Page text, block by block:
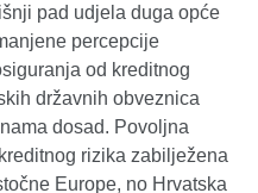
pad udjela duga opće
percepcije
od kreditnog
državnih obveznica
dosad. Povoljna
rizika zabilježena
Europe, no Hrvatska